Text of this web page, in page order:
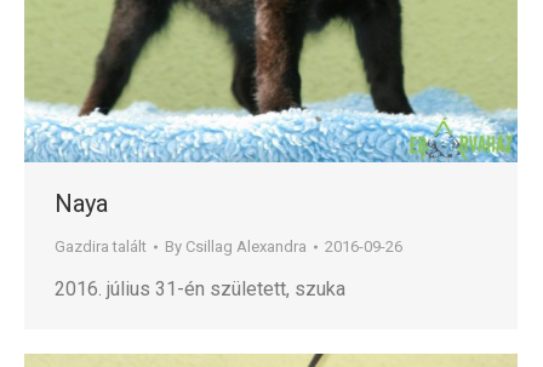
Naya
Gazdira talált By Csillag Alexandra 2016-09-26
2016. július 31-én született, szuka